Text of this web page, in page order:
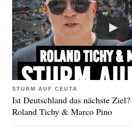
STURM AUF CEUTA
Ist Deutschland das nächste
Roland Tichy & Marco Pino